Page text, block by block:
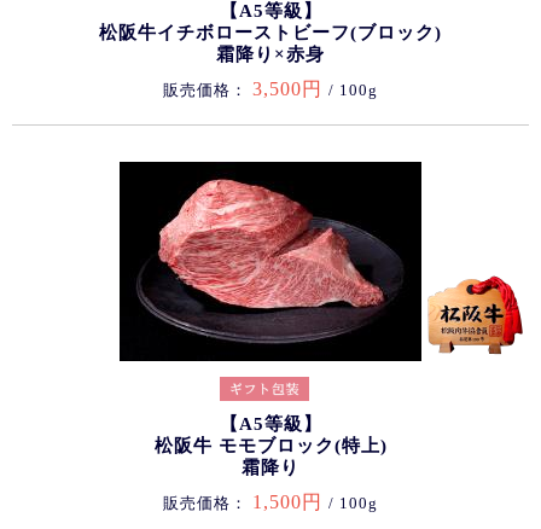
【A5等級】
松阪牛イチボローストビーフ(ブロック)
霜降り×赤身
販売価格： 3,500円 / 100g
【A5等級】
松阪牛 モモブロック(特上)
霜降り
販売価格： 1,500円 / 100g